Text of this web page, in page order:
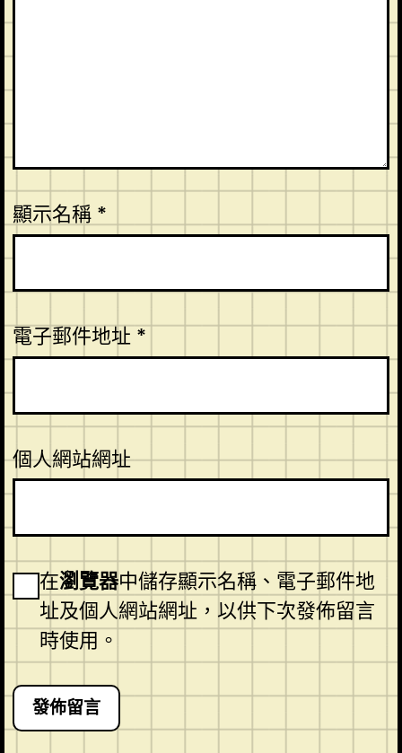
顯示名稱 *
電子郵件地址 *
個人網站網址
在瀏覽器中儲存顯示名稱、電子郵件地
址及個人網站網址，以供下次發佈留言
時使用。